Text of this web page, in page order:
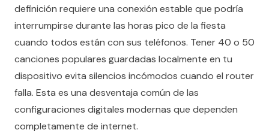
definición requiere una conexión estable que podría
interrumpirse durante las horas pico de la fiesta
cuando todos están con sus teléfonos. Tener 40 o 50
canciones populares guardadas localmente en tu
dispositivo evita silencios incómodos cuando el router
falla. Esta es una desventaja común de las
configuraciones digitales modernas que dependen
completamente de internet.